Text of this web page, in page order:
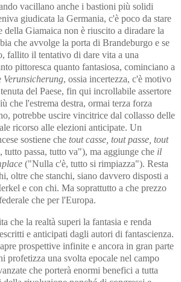
vacillano anche i bastioni più solidi
giudicata la Germania, c'è poco da stare
della Giamaica non è riuscito a diradare la
che avvolge la porta di Brandeburgo e se
fallito il tentativo di dare vita a una
pittoresca quanto fantasiosa, cominciano a
Verunsicherung, ossia incertezza, c'è motivo
del Paese, fin qui incrollabile assertore
che l'estrema destra, ormai terza forza
potrebbe uscire vincitrice dal collasso delle
ricorso alle elezioni anticipate. Un
sostiene che tout casse, tout passe, tout
tutto passa, tutto va"), ma aggiunge che il
("Nulla c'è, tutto si rimpiazza"). Resta
oltre che stanchi, siano davvero disposti a
e con chi. Ma soprat­tut­to a che prezzo
che per l'Europa.
che la realtà superi la fantasia e renda
e anticipati dagli autori di fantascienza.
prospettive infinite e ancora in gran parte
profetizza una svolta epocale nel campo
che porterà enormi benefici a tutta